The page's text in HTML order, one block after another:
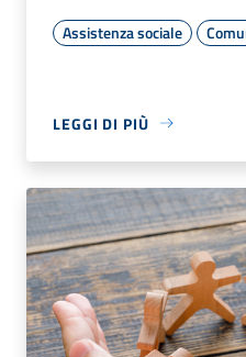
Assistenza sociale
LEGGI DI PIÙ